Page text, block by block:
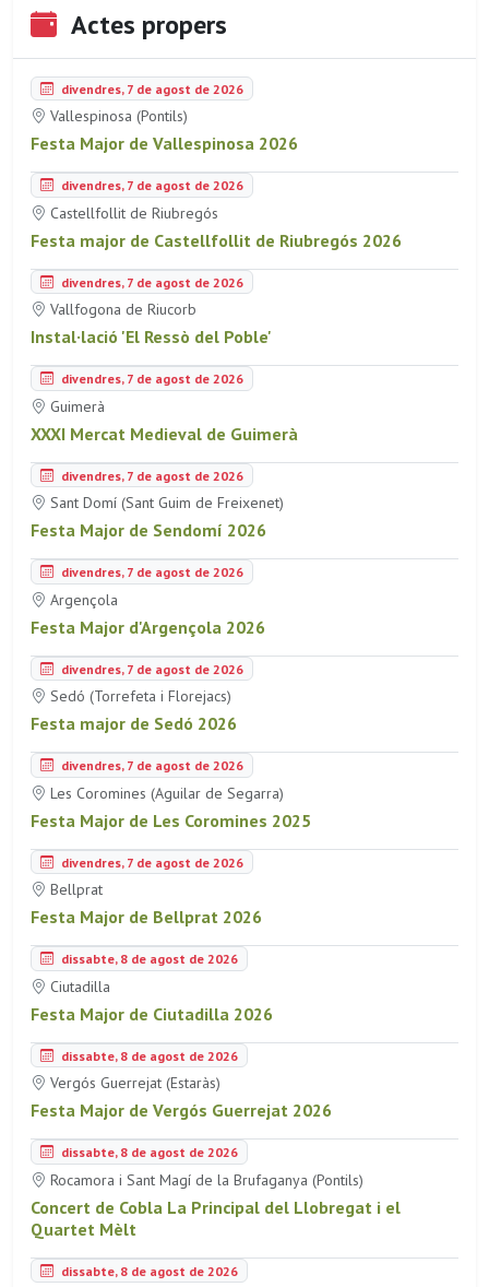
Actes propers
divendres, 7 de agost de 2026
Vallespinosa (Pontils)
Festa Major de Vallespinosa 2026
divendres, 7 de agost de 2026
Castellfollit de Riubregós
Festa major de Castellfollit de Riubregós 2026
divendres, 7 de agost de 2026
Vallfogona de Riucorb
Instal·lació 'El Ressò del Poble'
divendres, 7 de agost de 2026
Guimerà
XXXI Mercat Medieval de Guimerà
divendres, 7 de agost de 2026
Sant Domí (Sant Guim de Freixenet)
Festa Major de Sendomí 2026
divendres, 7 de agost de 2026
Argençola
Festa Major d'Argençola 2026
divendres, 7 de agost de 2026
Sedó (Torrefeta i Florejacs)
Festa major de Sedó 2026
divendres, 7 de agost de 2026
Les Coromines (Aguilar de Segarra)
Festa Major de Les Coromines 2025
divendres, 7 de agost de 2026
Bellprat
Festa Major de Bellprat 2026
dissabte, 8 de agost de 2026
Ciutadilla
Festa Major de Ciutadilla 2026
dissabte, 8 de agost de 2026
Vergós Guerrejat (Estaràs)
Festa Major de Vergós Guerrejat 2026
dissabte, 8 de agost de 2026
Rocamora i Sant Magí de la Brufaganya (Pontils)
Concert de Cobla La Principal del Llobregat i el
Quartet Mèlt
dissabte, 8 de agost de 2026